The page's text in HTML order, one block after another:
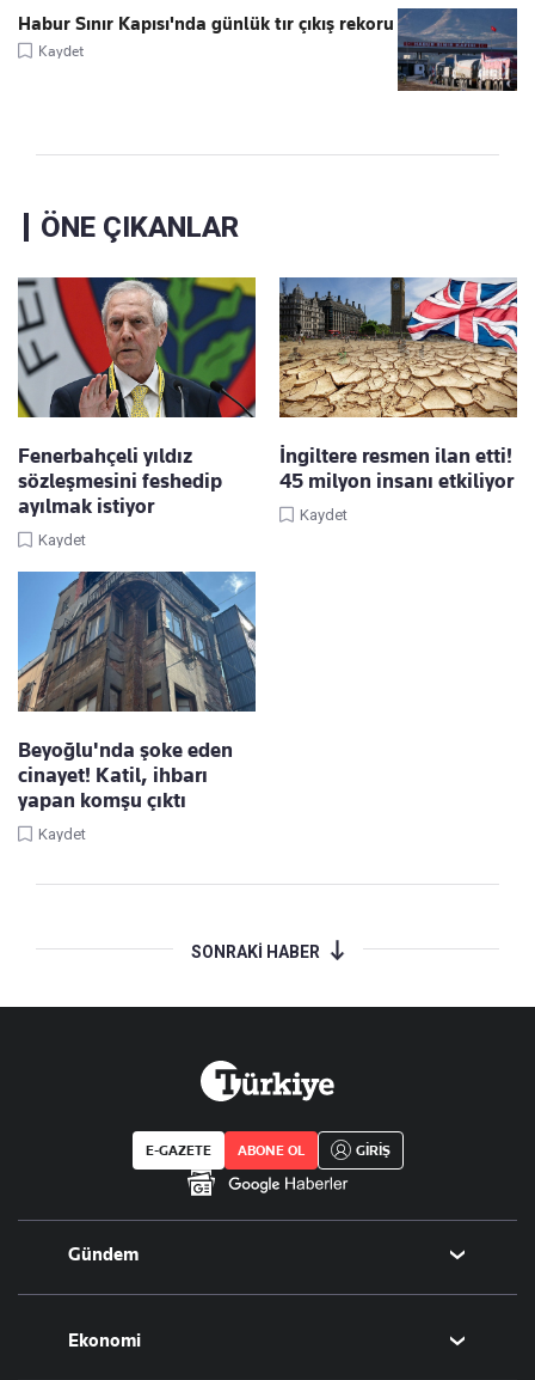
Habur Sınır Kapısı'nda günlük tır çıkış rekoru
Kaydet
ÖNE ÇIKANLAR
Fenerbahçeli yıldız
sözleşmesini feshedip
ayılmak istiyor
Kaydet
İngiltere resmen ilan etti!
45 milyon insanı etkiliyor
Kaydet
Beyoğlu'nda şoke eden
cinayet! Katil, ihbarı
yapan komşu çıktı
Kaydet
SONRAKİ HABER
E-GAZETE ABONE OL GİRİŞ
Gündem
Politika
Eğitim
Ekonomi